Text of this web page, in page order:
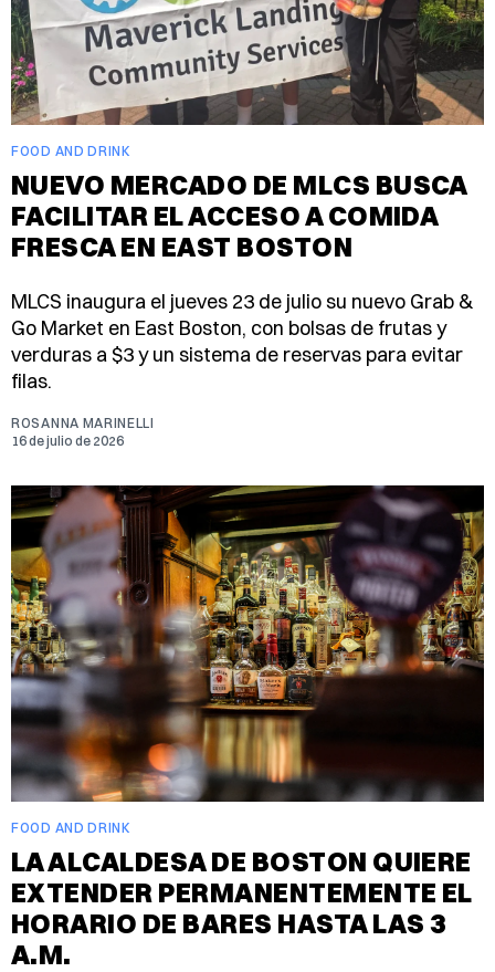
FOOD AND DRINK
NUEVO MERCADO DE MLCS BUSCA
FACILITAR EL ACCESO A COMIDA
FRESCA EN EAST BOSTON
MLCS inaugura el jueves 23 de julio su nuevo Grab &
Go Market en East Boston, con bolsas de frutas y
verduras a $3 y un sistema de reservas para evitar
filas.
ROSANNA MARINELLI
16 de julio de 2026
FOOD AND DRINK
LA ALCALDESA DE BOSTON QUIERE
EXTENDER PERMANENTEMENTE EL
HORARIO DE BARES HASTA LAS 3
A.M.